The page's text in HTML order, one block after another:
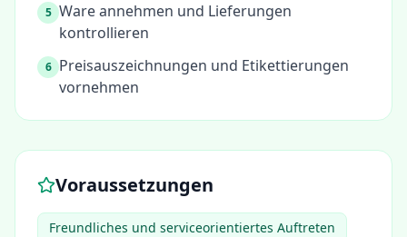
5 Ware annehmen und Lieferungen
kontrollieren
6 Preisauszeichnungen und Etikettierungen
vornehmen
Voraussetzungen
Freundliches und serviceorientiertes Auftreten